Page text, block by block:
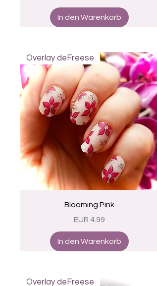
In den Warenkorb
Schnellansicht
Overlay deFreese
Blooming Pink
Preis
EUR 4.99
In den Warenkorb
Overlay deFreese